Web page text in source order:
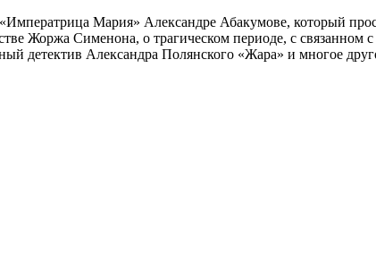
Мария» Александре Абакумове, который
Жоржа Сименона, о трагическом периоде, с
детектив Александра Полянского «Жара» и многое